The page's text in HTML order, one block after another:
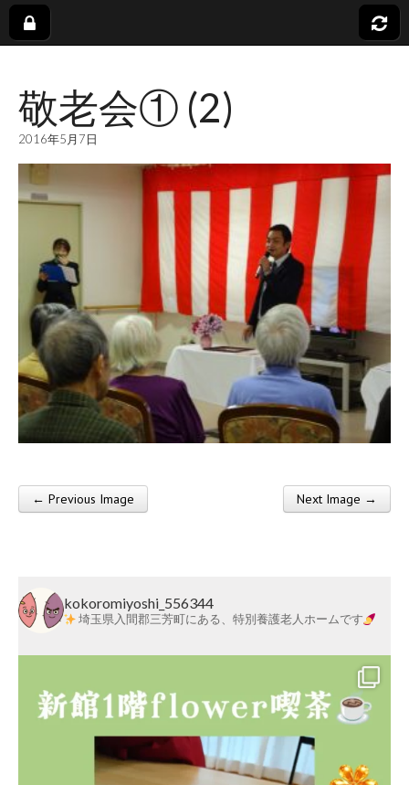
会
福
祉
法
人
蓬
莱
会
敬老会① (2)
2016年5月7日
Post navigation
← Previous Image Next Image →
kokoromiyoshi_556344
埼玉県入間郡三芳町にある、特別養護老人ホームです